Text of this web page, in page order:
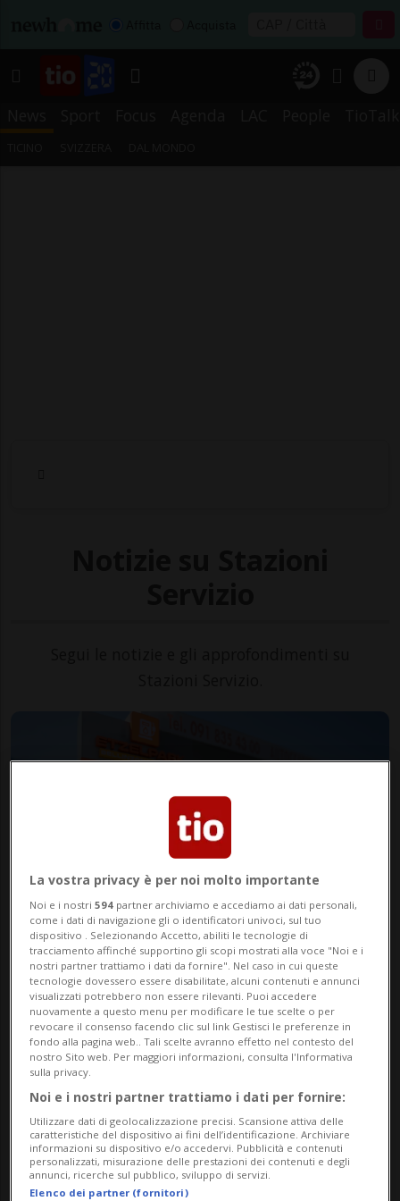
CANTONE/SVIZZERA 2 sett
Bellinzona accende i riflettori,
scatta l’allarme su possibili
accordi tra distributori
La vostra privacy è per noi molto importante
Noi e i nostri594 partner archiviamo e accediamo ai dati personali,
come i dati di navigazione gli o identificatori univoci, sul tuo
dispositivo . Selezionando Accetto, abiliti le tecnologie di
tracciamento affinché supportino gli scopi mostrati alla voce "Noi e i
nostri partner trattiamo i dati da fornire". Nel caso in cui queste
tecnologie dovessero essere disabilitate, alcuni contenuti e annunci
visualizzati potrebbero non essere rilevanti. Puoi accedere
nuovamente a questo menu per modificare le tue scelte o per
revocare il consenso facendo clic sul link Gestisci le preferenze in
fondo alla pagina web.. Tali scelte avranno effetto nel contesto del
nostro Sito web. Per maggiori informazioni, consulta l'Informativa
sulla privacy.
Noi e i nostri partner trattiamo i dati per fornire:
Utilizzare dati di geolocalizzazione precisi. Scansione attiva delle
caratteristiche del dispositivo ai fini dell’identificazione. Archiviare
informazioni su dispositivo e/o accedervi. Pubblicità e contenuti
personalizzati, misurazione delle prestazioni dei contenuti e degli
annunci, ricerche sul pubblico, sviluppo di servizi.
Elenco dei partner (fornitori)